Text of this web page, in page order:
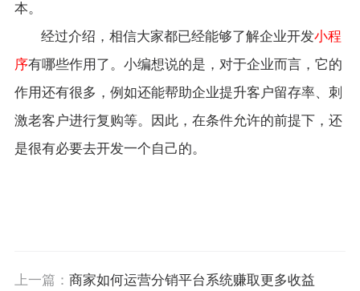
本。
经过介绍，相信大家都已经能够了解企业开发小程
序有哪些作用了。小编想说的是，对于企业而言，它的
作用还有很多，例如还能帮助企业提升客户留存率、刺
激老客户进行复购等。因此，在条件允许的前提下，还
是很有必要去开发一个自己的。
上一篇： 商家如何运营分销平台系统赚取更多收益